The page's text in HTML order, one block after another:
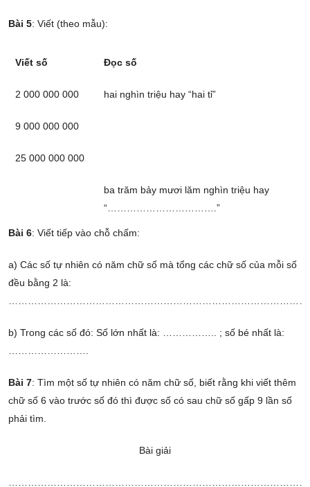
Bài 5: Viết (theo mẫu):
Viết số Đọc số
2 000 000 000 hai nghìn triệu hay “hai tỉ”
9 000 000 000
25 000 000 000
ba trăm bảy mươi lăm nghìn triệu hay
“…………………………….”
Bài 6: Viết tiếp vào chỗ chấm:
a) Các số tự nhiên có năm chữ số mà tổng các chữ số của mỗi số
đều bằng 2 là:
b) Trong các số đó: Số lớn nhất là: …………….. ; số bé nhất là:
Bài 7: Tìm một số tự nhiên có năm chữ số, biết rằng khi viết thêm
chữ số 6 vào trước số đó thì được số có sau chữ số gấp 9 lần số
phải tìm.
Bài giải